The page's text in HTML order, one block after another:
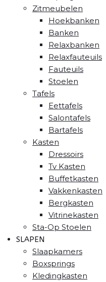
Zitmeubelen
Hoekbanken
Banken
Relaxbanken
Relaxfauteuils
Fauteuils
Stoelen
Tafels
Eettafels
Salontafels
Bartafels
Kasten
Dressoirs
Tv Kasten
Buffetkasten
Vakkenkasten
Bergkasten
Vitrinekasten
Sta-Op Stoelen
SLAPEN
Slaapkamers
Boxsprings
Kledingkasten